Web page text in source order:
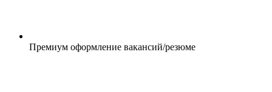
Премиум оформление вакансий/резюме